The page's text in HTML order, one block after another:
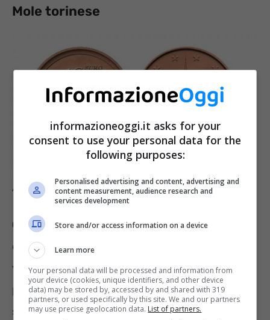
Mole torinese
Adobe
Cosi come in qualche modo anticipato
come sappiamo ad incidere fortemente sulla
valutazione finale di una moneta possono
partecipare numerosi elementi. Tra questi,
senza dubbio c’è la possibilità di eventuali
informazioneoggi.it asks for your
consent to use your personal data for the
following purposes:
Personalised advertising and content, advertising and
content measurement, audience research and
services development
Store and/or access information on a device
Learn more
Your personal data will be processed and information from
your device (cookies, unique identifiers, and other device
data) may be stored by, accessed by and shared with 319
partners, or used specifically by this site. We and our partners
may use precise geolocation data. List of partners.